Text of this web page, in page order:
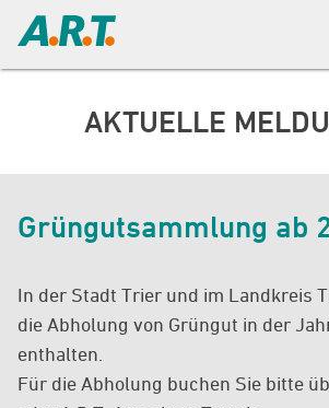
AKTUELLE
Grüngutsammlung ab
In der Stadt Trier und im Landkreis
die Abholung von Grüngut in der
enthalten.
Für die Abholung buchen Sie bitte